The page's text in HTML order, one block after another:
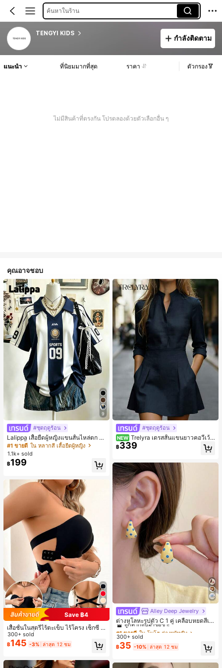
ค้นหาในร้าน
TENGYI KIDS
กำลังติดตาม
แนะนำ ที่นิยมมากที่สุด ราคา ตัวกรอง
ไม่มีสินค้าที่ตรงกัน โปรดลองด้วยตัวเลือกอื่น ๆ
คุณอาจชอบ
9
#ชุดฤดูร้อน
Lalippa เสื้อยืดผู้หญิงแขนสั้นไหล่ตก ค
อวีปกเสื้อ ลายพิมพ์ดิจิทัลลายทาง สไตล์
สปอร์ตแฟชั่นมินิมอล ของขวัญสำหรับเ
พื่อน
#1 ขายดี ใน หลากสี เสื้อยืดผู้หญิง
1.1k+ sold
฿199
Save ฿4
เสื้อชั้นในสตรีไร้ตะเข็บ ไร้โครง เซ็กซี่ ด้
านข้างไม่ลื่น แผ่นรองถอดได้ ลายไขว้ห
ลัง ไร้สาย สบายตลอดวัน
300+ sold
฿145 -3% ล่าสุด 12 ชม
#ชุดฤดูร้อน
NEW Trelyra เดรสสั้นแขนยาวคอวีเว้า
สีพื้นสำหรับผู้หญิง
฿339
Alley Deep Jewelry
ต่างหูโลหะรูปตัว C 1 คู่ เคลือบหยดสีเห
ลือง ลายจุดสีน้ำเงิน สไตล์ยุโรปและอเม
ริกัน แฟชั่นส่วนตัว หวานและสง่างาม
สำหรับผู้หญิงและเด็กหญิง สำหรับการเ
ดินทาง งานแต่งงาน ปาร์ตี้ วันเกิด ของ
#1 ขายดี ใน โบโฮ ต่างหูผู้หญิง
ลูกค้ากลับมาซื้อซ้ำ!
เกือบหมดแล้ว!
#1 ขายดี ใน โบโฮ ต่างหูผู้หญิง
ลูกค้ากลับมาซื้อซ้ำ!
เกือบหมดแล้ว!
#1 ขายดี ใน โบโฮ ต่างหูผู้หญิง
ลูกค้ากลับมาซื้อซ้ำ!
เกือบหมดแล้ว!
#1 ขายดี ใน โบโฮ ต่างหูผู้หญิง
เกือบหมดแล้ว!
300+ sold
฿35 -10% ล่าสุด 12 ชม